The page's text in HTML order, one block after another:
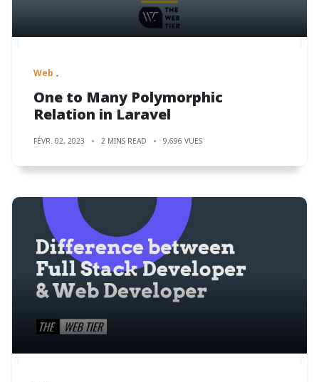
Web
One to Many Polymorphic
Relation in Laravel
FÉVR. 02, 2023 2 MINS READ 9,696 VUES